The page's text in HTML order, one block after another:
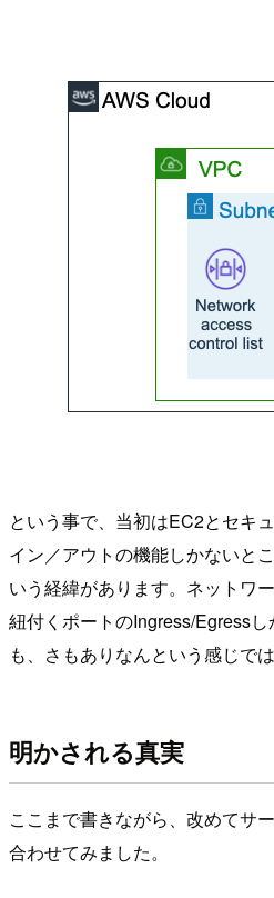
という事で、当初はEC2とセキ
イン／アウトの機能しかないと
いう経緯があります。ネットワ
紐付くポートのIngress/Egress
も、さもありなんという感じでは
明かされる真実
ここまで書きながら、改めてサ
合わせてみました。